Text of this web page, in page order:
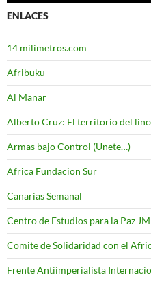
ENLACES
14 milimetros.com
Afribuku
Al Manar
Alberto Cruz: El territorio del
Armas bajo Control (Unete…)
Africa Fundacion Sur
Canarias Semanal
Centro de Estudios para la Paz
Comite de Solidaridad con el
Frente Antiimperialista